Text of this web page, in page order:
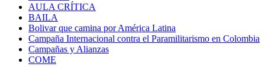
AULA CRÍTICA
BAILA
Bolivar que camina por América Latina
Campaña Internacional contra el Paramilitarismo en Colombia
Campañas y Alianzas
COME